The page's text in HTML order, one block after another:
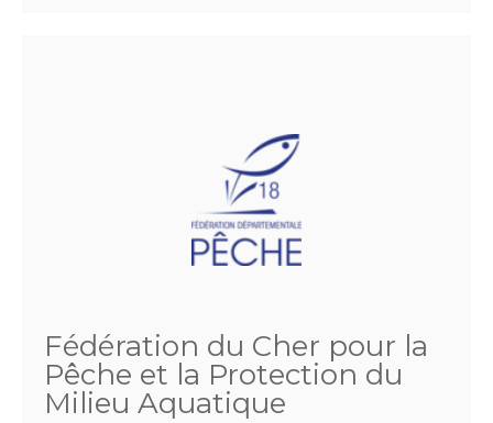
Fédération du Cher pour la
Pêche et la Protection du
Milieu Aquatique